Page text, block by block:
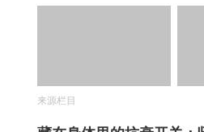
来源栏目